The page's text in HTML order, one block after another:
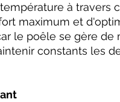
à travers
maximum et
le poêle se gère de
constants les